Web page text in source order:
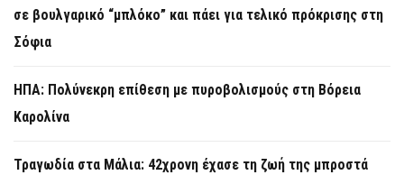
σε βουλγαρικό “μπλόκο” και πάει για τελικό πρόκρισης στη
Σόφια
ΗΠΑ: Πολύνεκρη επίθεση με πυροβολισμούς στη Βόρεια
Καρολίνα
Τραγωδία στα Μάλια: 42χρονη έχασε τη ζωή της μπροστά